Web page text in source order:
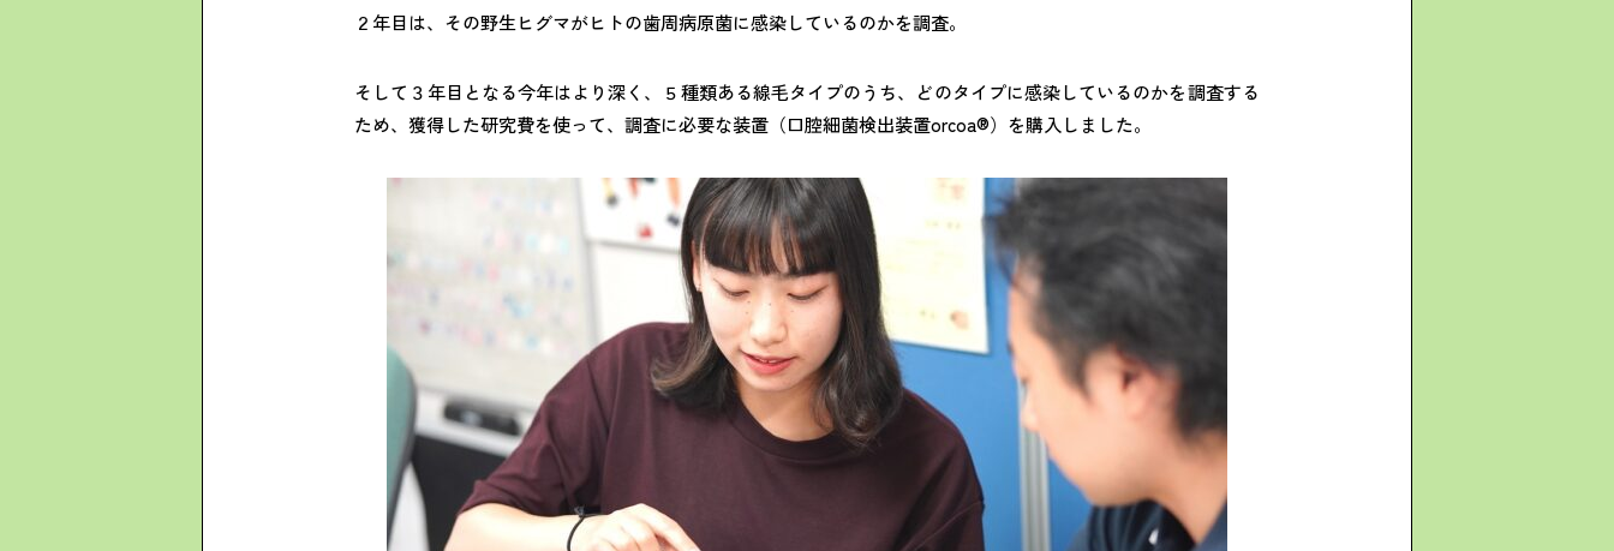
２年目は、その野生ヒグマがヒトの歯周病原菌に感染しているのかを調査。
そして３年目となる今年はより深く、５種類ある線毛タイプのうち、どのタイプに感染しているのかを調査する
ため、獲得した研究費を使って、調査に必要な装置（口腔細菌検出装置orcoa®）を購入しました。